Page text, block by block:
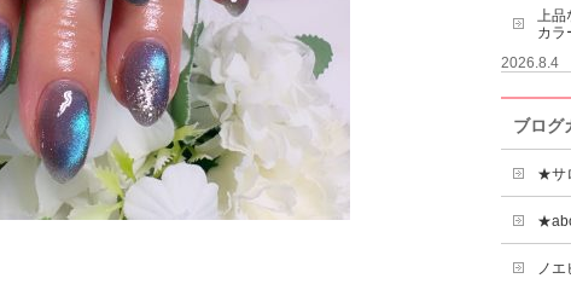
上品
カラ
2026.8.4
ブログ
★サ
ノエ